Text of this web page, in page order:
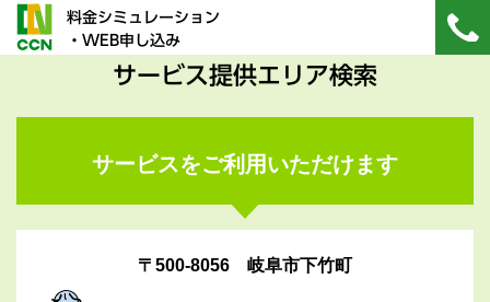
料金シミュレーション
・WEB申し込み
サービス提供エリア検索
サービスをご利用いただけます
〒500-8056 岐阜市下竹町